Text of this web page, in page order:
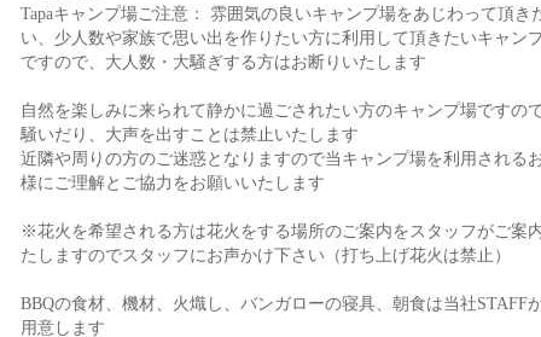
Tapaキャンプ場ご注意： 雰囲気の良いキャンプ場をあじわって頂き
い、少人数や家族で思い出を作りたい方に利用して頂きたいキャン
ですので、大人数・大騒ぎする方はお断りいたします
自然を楽しみに来られて静かに過ごされたい方のキャンプ場ですの
騒いだり、大声を出すことは禁止いたします
近隣や周りの方のご迷惑となりますので当キャンプ場を利用される
様にご理解とご協力をお願いいたします
※花火を希望される方は花火をする場所のご案内をスタッフがご案
たしますのでスタッフにお声かけ下さい（打ち上げ花火は禁止）
BBQの食材、機材、火熾し、バンガローの寝具、朝食は当社STAFF
用意します